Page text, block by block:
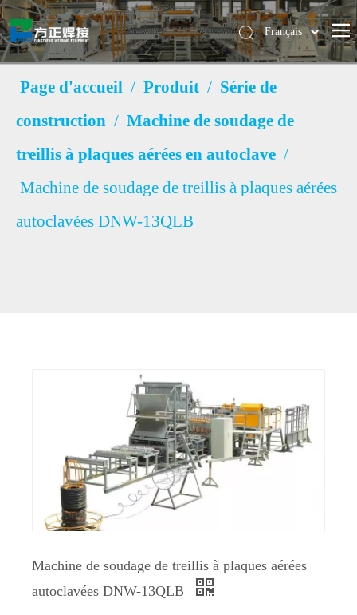
Français
Pусский
简体中文
Page d'accueil / Produit / Série de
construction / Machine de soudage de
treillis à plaques aérées en autoclave /
Machine de soudage de treillis à plaques aérées
autoclavées DNW-13QLB
Machine de soudage de treillis à plaques aérées
autoclavées DNW-13QLB